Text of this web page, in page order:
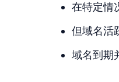
在特定情
但域名活
域名到期